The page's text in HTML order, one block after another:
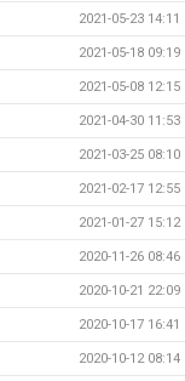
2021-05-23 14:11
2021-05-18 09:19
2021-05-08 12:15
2021-04-30 11:53
2021-03-25 08:10
2021-02-17 12:55
2021-01-27 15:12
2020-11-26 08:46
2020-10-21 22:09
2020-10-17 16:41
2020-10-12 08:14